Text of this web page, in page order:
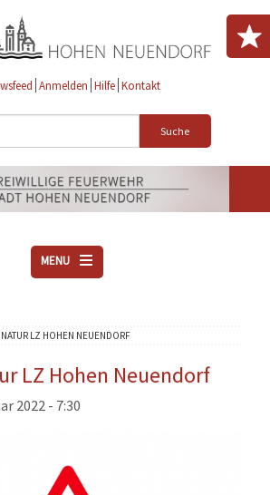
Anmelden Hilfe Kontakt
Suche
MENU
VEREINE
AKTUELLES
DOWNLOADS
EINSÄTZE
LZ HOHEN NEUENDORF
LZ Hohen Neuendorf
2022 - 7:30